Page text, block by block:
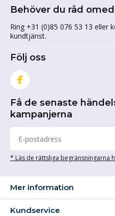
Behöver du råd
Ring +31 (0)85 076 53 13 eller
kundtjänst.
Följ oss
Få de senaste
kampanjerna
* Läs de rättsliga begränsningarna
Mer information
Kundservice